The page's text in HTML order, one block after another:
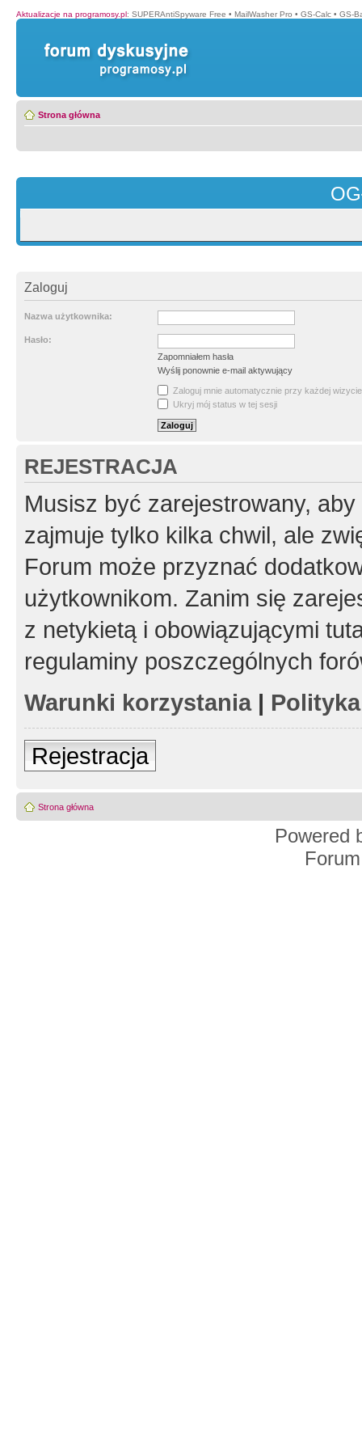
Aktualizacje na programosy.pl: SUPERAntiSpyware Free • MailWasher Pro • GS-Calc • GS-
Strona główna
Zaloguj
Nazwa użytkownika:
Hasło:
Zapomniałem hasła
Wyślij ponownie e-mail aktywujący
Zaloguj mnie automatycznie przy każdej wizycie
Ukryj mój status w tej sesji
REJESTRACJA
Musisz być zarejestrowany,
zajmuje tylko kilka chwil, ale
Forum może przyznać
użytkownikom. Zanim się
z netykietą i obowiązującymi
regulaminy poszczególnych
Warunki korzystania|
Rejestracja
Strona główna
Powered